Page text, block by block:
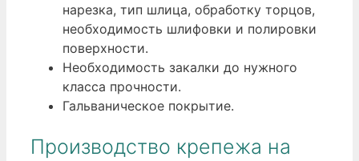
нарезка, тип шлица, обработку торцов,
необходимость шлифовки и полировки
поверхности.
Необходимость закалки до нужного
класса прочности.
Гальваническое покрытие.
Производство крепежа на